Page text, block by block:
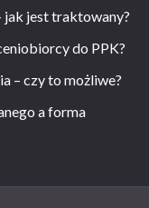
jak jest traktowany?
do PPK?
– czy to możliwe?
a forma